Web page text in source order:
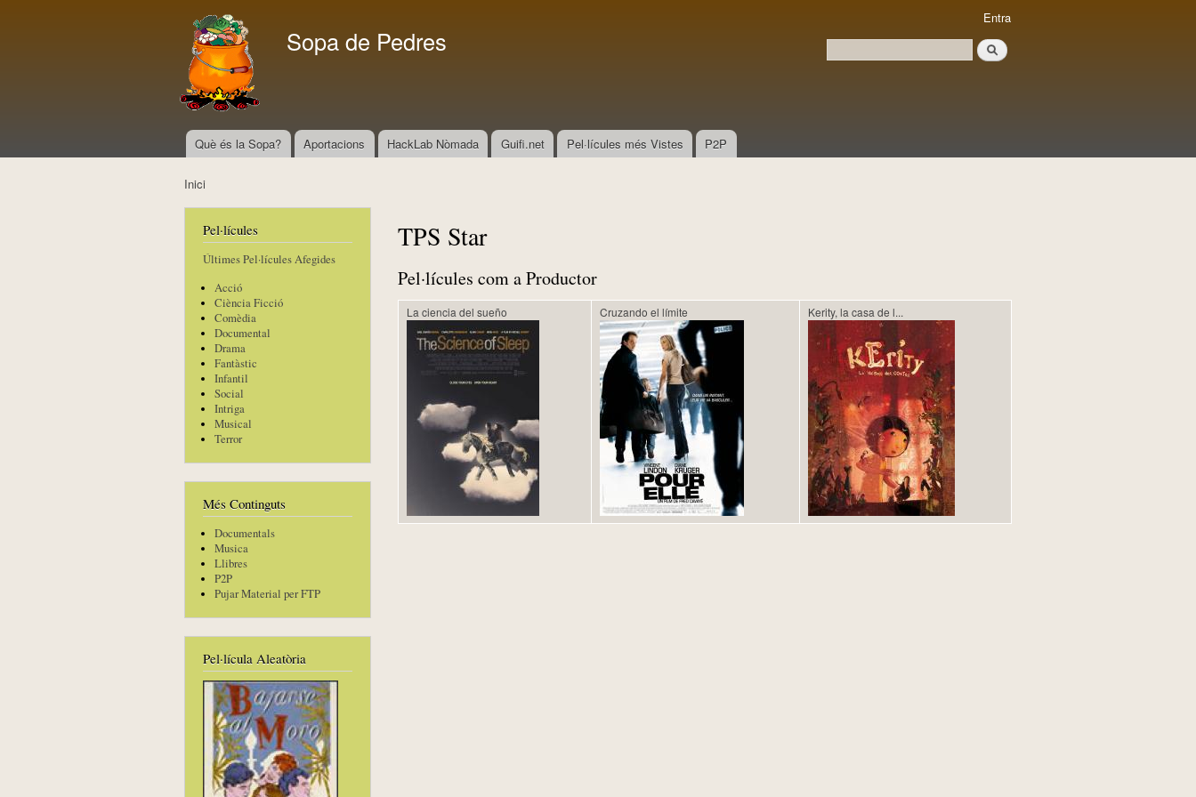
Sopa de Pedres
Formulari de cerca
Cerca
Menú principal
Què és la Sopa? Aportacions HackLab Nòmada Guifi.net Pel·lícules més Vistes P2P
Entra
Inici
Pel·lícules
Últimes Pel·lícules Afegides
Acció
Ciència Ficció
Comèdia
Documental
Drama
Fantàstic
Infantil
Social
Intriga
Musical
Terror
Més Continguts
Documentals
Musica
Llibres
P2P
Pujar Material per FTP
Pel·lícula Aleatòria
TPS Star
Pel·lícules com a Productor
La ciencia del sueño Cruzando el límite Kerity, la casa de l...